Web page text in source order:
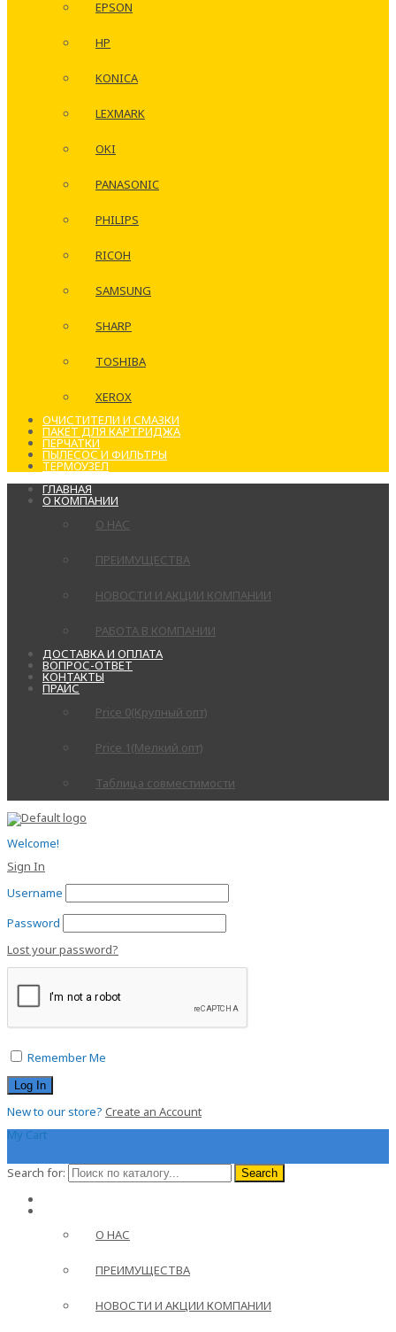
EPSON
HP
KONICA
LEXMARK
OKI
PANASONIC
PHILIPS
RICOH
SAMSUNG
SHARP
TOSHIBA
XEROX
ОЧИСТИТЕЛИ И СМАЗКИ
ПАКЕТ ДЛЯ КАРТРИДЖА
ПЕРЧАТКИ
ПЫЛЕСОС И ФИЛЬТРЫ
ТЕРМОУЗЕЛ
ГЛАВНАЯ
О КОМПАНИИ
О НАС
ПРЕИМУЩЕСТВА
НОВОСТИ И АКЦИИ КОМПАНИИ
РАБОТА В КОМПАНИИ
ДОСТАВКА И ОПЛАТА
ВОПРОС-ОТВЕТ
КОНТАКТЫ
ПРАЙС
Price 0(Крупный опт)
Price 1(Мелкий опт)
Таблица совместимости
Welcome!
Sign In
Username
Password
Lost your password?
Remember Me
New to our store? Create an Account
My Cart
Search for:
Search
О НАС
ПРЕИМУЩЕСТВА
НОВОСТИ И АКЦИИ КОМПАНИИ